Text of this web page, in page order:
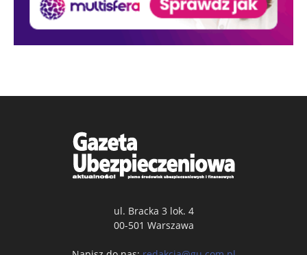
ul. Bracka 3 lok. 4
00-501 Warszawa